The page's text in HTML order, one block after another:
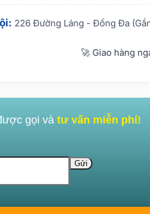
226 Đường Láng - Đống Đa
🚀 Giao hàng
gọi và tư vấn miễn phí!